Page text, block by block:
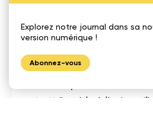
Explorez notre journal dans sa
version numérique !
Abonnez-vous
colonnes sont
moitié des émissions de
toiture est responsable de
des émissions de GES. En
matériaux, l’entièreté des
est attribuable à l’acier